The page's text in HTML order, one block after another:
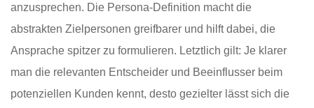
anzusprechen. Die Persona-Definition macht die
abstrakten Zielpersonen greifbarer und hilft dabei, die
Ansprache spitzer zu formulieren. Letztlich gilt: Je klarer
man die relevanten Entscheider und Beeinflusser beim
potenziellen Kunden kennt, desto gezielter lässt sich die